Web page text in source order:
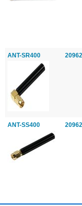
ANT-SR400
ANT-SS400